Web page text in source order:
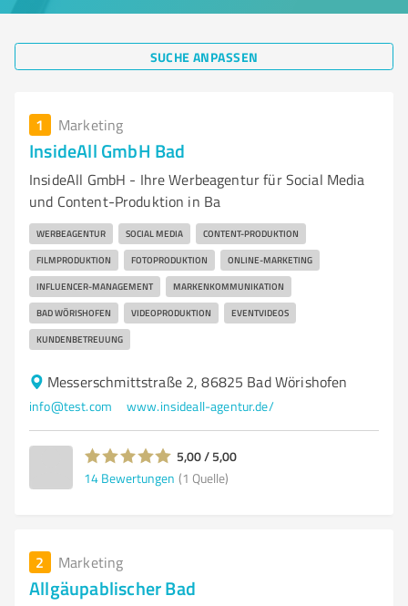
SUCHE ANPASSEN
1 Marketing
InsideAll GmbH Bad
InsideAll GmbH - Ihre Werbeagentur für Social Media
und Content-Produktion in Ba
WERBEAGENTUR SOCIAL MEDIA CONTENT-PRODUKTION
FILMPRODUKTION FOTOPRODUKTION ONLINE-MARKETING
INFLUENCER-MANAGEMENT MARKENKOMMUNIKATION
BAD WÖRISHOFEN VIDEOPRODUKTION EVENTVIDEOS
KUNDENBETREUUNG
Messerschmittstraße 2, 86825 Bad Wörishofen
info@test.com www.insideall-agentur.de/
5,00 / 5,00
14 Bewertungen (1 Quelle)
2 Marketing
Allgäupablischer Bad